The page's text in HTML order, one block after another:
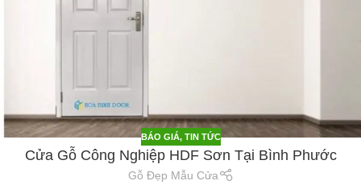
BÁO GIÁ, TIN TỨC
Cửa Gỗ Công Nghiệp HDF Sơn Tại Bình Phước
Gỗ Đẹp Mẫu Cửa